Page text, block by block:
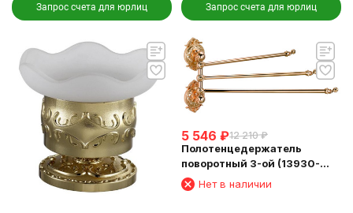
Запрос счета для юрлиц Запрос счета для юрлиц
5 546 ₽12 210 ₽
Полотенцедержатель
поворотный 3-ой (13930-
3/GOLD)
Нет в наличии